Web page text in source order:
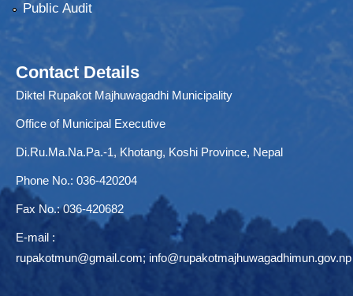
Public Audit
Contact Details
Diktel Rupakot Majhuwagadhi Municipality
Office of Municipal Executive
Di.Ru.Ma.Na.Pa.-1, Khotang, Koshi Province, Nepal
Phone No.: 036-420204
Fax No.: 036-420682
E-mail :
rupakotmun@gmail.com; info@rupakotmajhuwagadhimun.gov.np